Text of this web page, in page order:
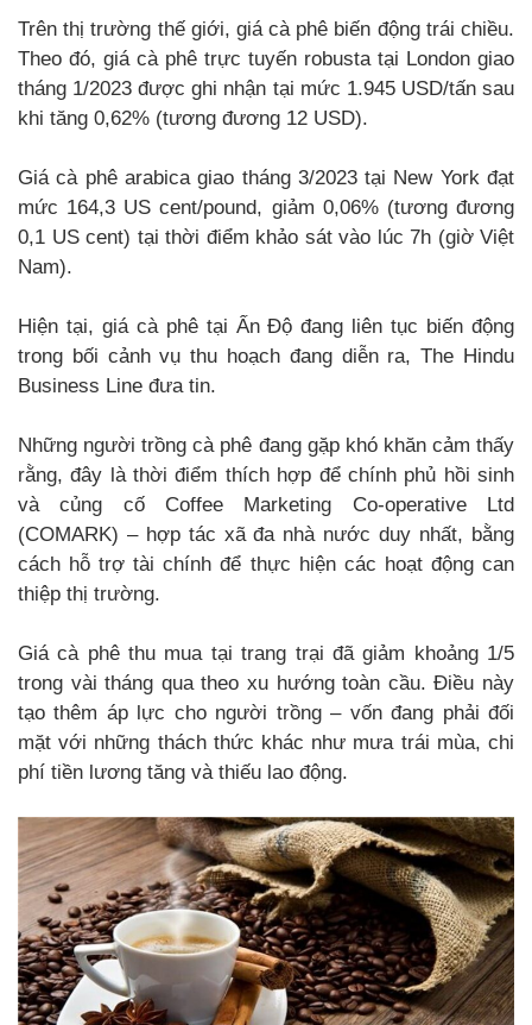
Trên thị trường thế giới, giá cà phê biến động trái chiều.
Theo đó, giá cà phê trực tuyến robusta tại London giao
tháng 1/2023 được ghi nhận tại mức 1.945 USD/tấn sau
khi tăng 0,62% (tương đương 12 USD).
Giá cà phê arabica giao tháng 3/2023 tại New York đạt
mức 164,3 US cent/pound, giảm 0,06% (tương đương
0,1 US cent) tại thời điểm khảo sát vào lúc 7h (giờ Việt
Nam).
Hiện tại, giá cà phê tại Ấn Độ đang liên tục biến động
trong bối cảnh vụ thu hoạch đang diễn ra, The Hindu
Business Line đưa tin.
Những người trồng cà phê đang gặp khó khăn cảm thấy
rằng, đây là thời điểm thích hợp để chính phủ hồi sinh
và củng cố Coffee Marketing Co-operative Ltd
(COMARK) – hợp tác xã đa nhà nước duy nhất, bằng
cách hỗ trợ tài chính để thực hiện các hoạt động can
thiệp thị trường.
Giá cà phê thu mua tại trang trại đã giảm khoảng 1/5
trong vài tháng qua theo xu hướng toàn cầu. Điều này
tạo thêm áp lực cho người trồng – vốn đang phải đối
mặt với những thách thức khác như mưa trái mùa, chi
phí tiền lương tăng và thiếu lao động.